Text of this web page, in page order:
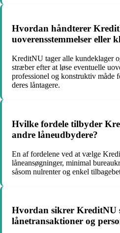
Hvordan håndterer
uoverensstemmelser eller
KreditNU tager alle kundeklager
stræber efter at løse eventuelle
professionel og konstruktiv måde
deres låntagere.
Hvilke fordele tilbyder
andre låneudbydere?
En af fordelene ved at vælge
låneansøgninger, minimal
såsom nulrenter og enkel
Hvordan sikrer KreditNU
lånetransaktioner og